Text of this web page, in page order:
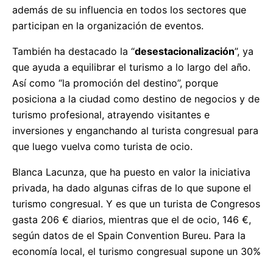
además de su influencia en todos los sectores que
participan en la organización de eventos.
También ha destacado la “desestacionalización”, ya
que ayuda a equilibrar el turismo a lo largo del año.
Así como “la promoción del destino”, porque
posiciona a la ciudad como destino de negocios y de
turismo profesional, atrayendo visitantes e
inversiones y enganchando al turista congresual para
que luego vuelva como turista de ocio.
Blanca Lacunza, que ha puesto en valor la iniciativa
privada, ha dado algunas cifras de lo que supone el
turismo congresual. Y es que un turista de Congresos
gasta 206 € diarios, mientras que el de ocio, 146 €,
según datos de el Spain Convention Bureu. Para la
economía local, el turismo congresual supone un 30%